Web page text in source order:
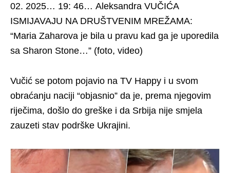
02. 2025… 19: 46… Aleksandra VUČIĆA
ISMIJAVAJU NA DRUŠTVENIM MREŽAMA:
“Maria Zaharova je bila u pravu kad ga je uporedila
sa Sharon Stone…” (foto, video)
Vučić se potom pojavio na TV Happy i u svom
obraćanju naciji “objasnio” da je, prema njegovim
riječima, došlo do greške i da Srbija nije smjela
zauzeti stav podrške Ukrajini.